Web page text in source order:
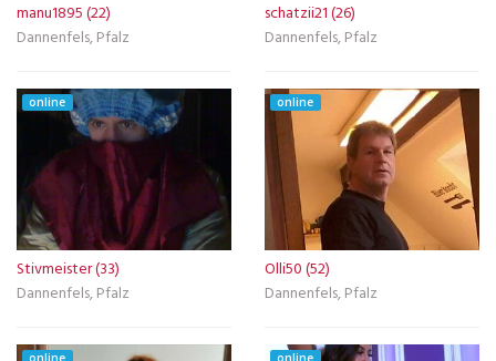
manu1895 (22)
Dannenfels, Pfalz
schatzii21 (26)
Dannenfels, Pfalz
online
Stivmeister (33)
Dannenfels, Pfalz
online
Olli50 (52)
Dannenfels, Pfalz
online online